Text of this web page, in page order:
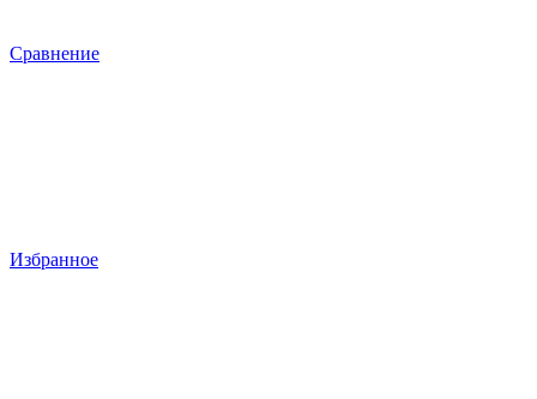
Сравнение
Избранное